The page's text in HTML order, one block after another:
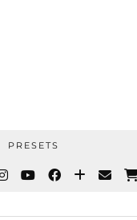
PRESETS